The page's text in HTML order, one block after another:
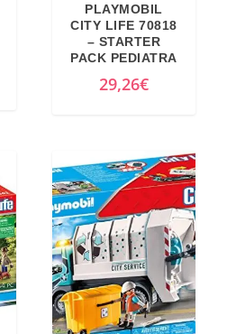
n
a
l
e
a
:
6
2
,
9
9
è
,
4
9
€
.
PLAYMOBIL
CITY LIFE 70818
– STARTER
PACK PEDIATRA
29,26€